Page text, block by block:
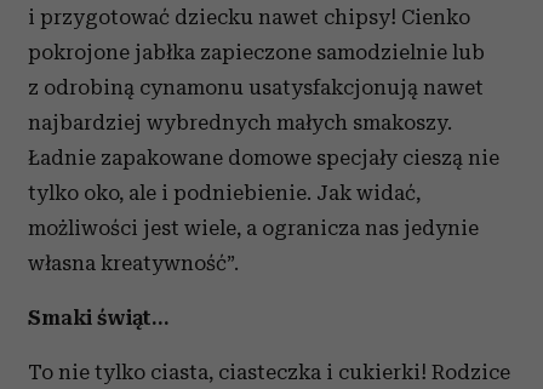
i przygotować dziecku nawet chipsy! Cienko
pokrojone jabłka zapieczone samodzielnie lub
z odrobiną cynamonu usatysfakcjonują nawet
najbardziej wybrednych małych smakoszy.
Ładnie zapakowane domowe specjały cieszą nie
tylko oko, ale i podniebienie. Jak widać,
możliwości jest wiele, a ogranicza nas jedynie
własna kreatywność”.
Smaki świąt…
To nie tylko ciasta, ciasteczka i cukierki! Rodzice